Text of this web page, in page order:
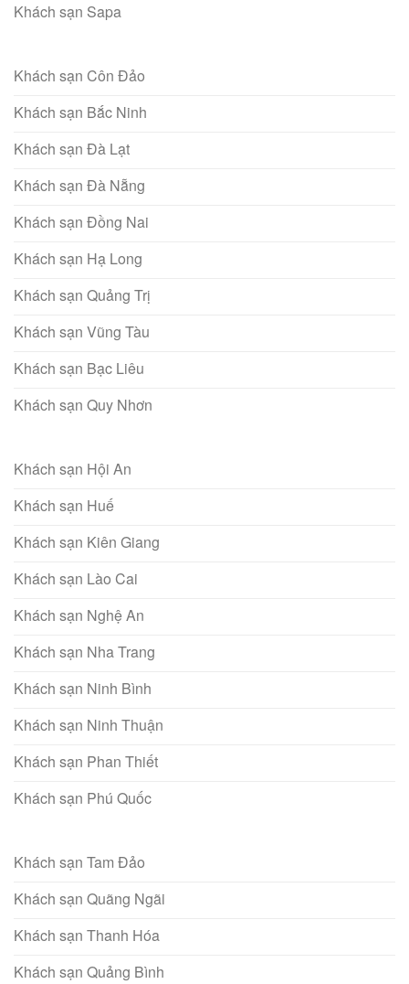
Khách sạn Sapa
Khách sạn Côn Đảo
Khách sạn Bắc Ninh
Khách sạn Đà Lạt
Khách sạn Đà Nẵng
Khách sạn Đồng Nai
Khách sạn Hạ Long
Khách sạn Quảng Trị
Khách sạn Vũng Tàu
Khách sạn Bạc Liêu
Khách sạn Quy Nhơn
Khách sạn Hội An
Khách sạn Huế
Khách sạn Kiên Giang
Khách sạn Lào Cai
Khách sạn Nghệ An
Khách sạn Nha Trang
Khách sạn Ninh Bình
Khách sạn Ninh Thuận
Khách sạn Phan Thiết
Khách sạn Phú Quốc
Khách sạn Tam Đảo
Khách sạn Quãng Ngãi
Khách sạn Thanh Hóa
Khách sạn Quảng Bình